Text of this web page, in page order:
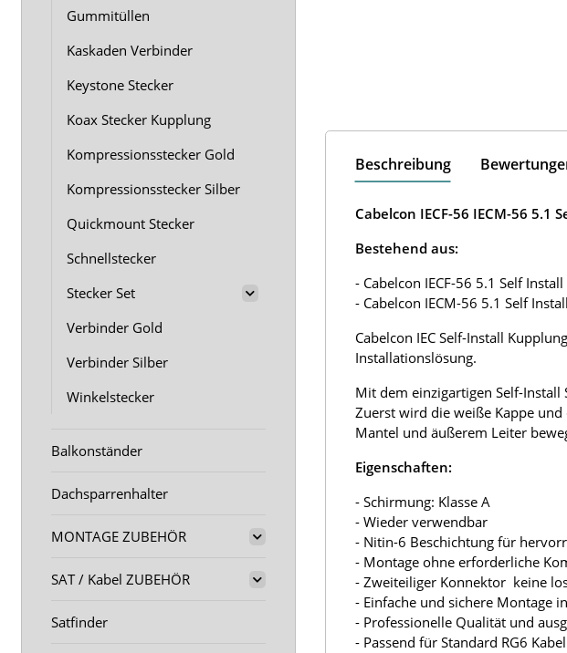
Beschreibung
Cabelcon IECF-56 IECM-56 5.1
Bestehend aus:
- Cabelcon IECF-56 5.1 Self Install
- Cabelcon IECM-56 5.1 Self Install
Cabelcon IEC Self-Install
Installationslösung.
Mit dem einzigartigen Self-
Zuerst wird die weiße Kappe und
Mantel und äußerem Leiter
Eigenschaften:
- Schirmung: Klasse A
- Wieder verwendbar
- Nitin-6 Beschichtung für
- Montage ohne erforderliche
- Zweiteiliger Konnektor keine
- Einfache und sichere Montage
- Professionelle Qualität und
- Passend für Standard RG6
Gummitüllen
Kaskaden Verbinder
Keystone Stecker
Koax Stecker Kupplung
Kompressionsstecker Gold
Kompressionsstecker Silber
Quickmount Stecker
Schnellstecker
Stecker Set
Verbinder Gold
Verbinder Silber
Winkelstecker
Balkonständer
Dachsparrenhalter
MONTAGE ZUBEHÖR
SAT / Kabel ZUBEHÖR
Satfinder